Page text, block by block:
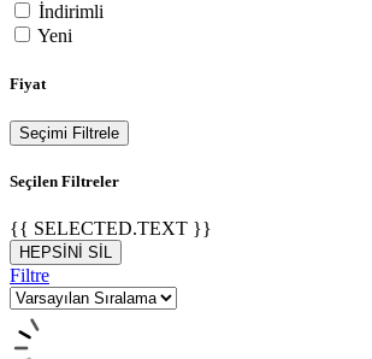
İndirimli
Yeni
Fiyat
Seçimi Filtrele
Seçilen Filtreler
{{ SELECTED.TEXT }}
HEPSİNİ SİL
Filtre